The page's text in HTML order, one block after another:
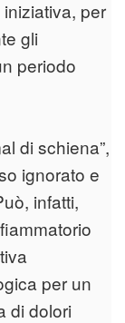
per
gli
periodo
di schiena”,
ignorato e
infatti,
per un
di dolori